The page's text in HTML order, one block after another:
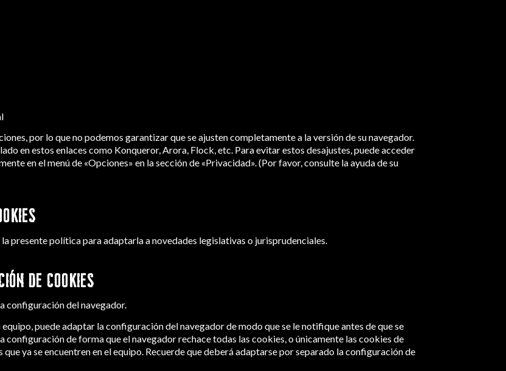
por lo que no podemos garantizar que se ajusten completamente a la versión de su navegador.
en estos enlaces como Konqueror, Arora, Flock, etc. Para evitar estos desajustes, puede acceder
en el menú de «Opciones» en la sección de «Privacidad». (Por favor, consulte la ayuda de su
presente política para adaptarla a novedades legislativas o jurisprudenciales.
DE COOKIES
configuración del navegador.
puede adaptar la configuración del navegador de modo que se le notifique antes de que se
de forma que el navegador rechace todas las cookies, o únicamente las cookies de
ya se encuentren en el equipo. Recuerde que deberá adaptarse por separado la configuración de